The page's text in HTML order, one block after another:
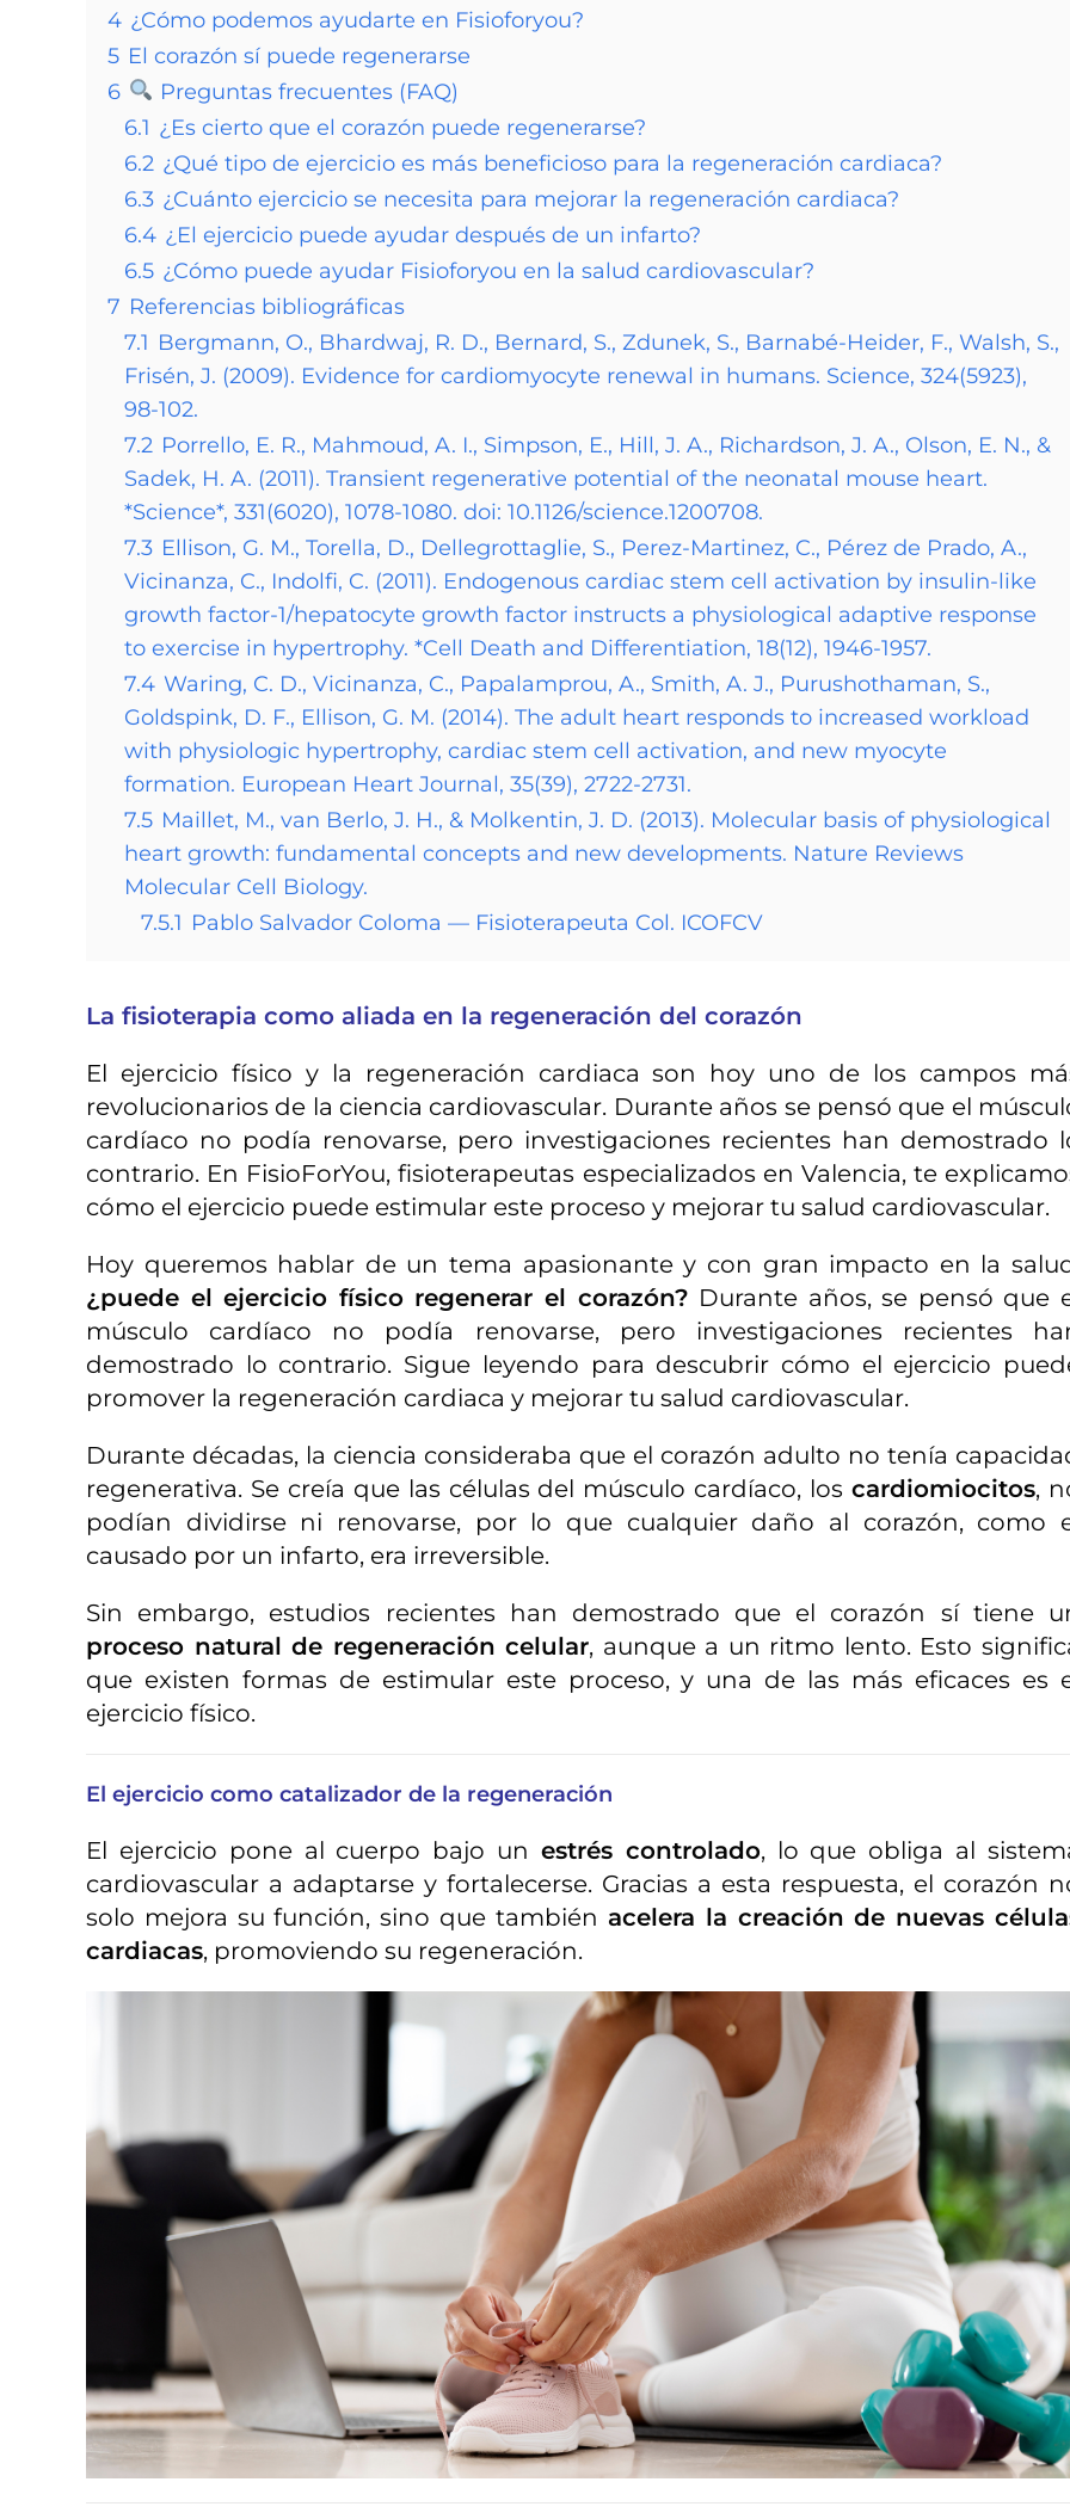
4 ¿Cómo podemos ayudarte en Fisioforyou?
5 El corazón sí puede regenerarse
6
Preguntas frecuentes (FAQ)
6.1 ¿Es cierto que el corazón puede regenerarse?
6.2 ¿Qué tipo de ejercicio es más beneficioso para la regeneración cardiaca?
6.3 ¿Cuánto ejercicio se necesita para mejorar la regeneración cardiaca?
6.4 ¿El ejercicio puede ayudar después de un infarto?
6.5 ¿Cómo puede ayudar Fisioforyou en la salud cardiovascular?
7 Referencias bibliográficas
7.1 Bergmann, O., Bhardwaj, R. D., Bernard, S., Zdunek, S., Barnabé-Heider, F., Walsh, S.,
Frisén, J. (2009). Evidence for cardiomyocyte renewal in humans. Science, 324(5923),
98-102.
7.2 Porrello, E. R., Mahmoud, A. I., Simpson, E., Hill, J. A., Richardson, J. A., Olson, E. N., &
Sadek, H. A. (2011). Transient regenerative potential of the neonatal mouse heart.
*Science*, 331(6020), 1078-1080. doi: 10.1126/science.1200708.
7.3 Ellison, G. M., Torella, D., Dellegrottaglie, S., Perez-Martinez, C., Pérez de Prado, A.,
Vicinanza, C., Indolfi, C. (2011). Endogenous cardiac stem cell activation by insulin-like
growth factor-1/hepatocyte growth factor instructs a physiological adaptive response
to exercise in hypertrophy. *Cell Death and Differentiation, 18(12), 1946-1957.
7.4 Waring, C. D., Vicinanza, C., Papalamprou, A., Smith, A. J., Purushothaman, S.,
Goldspink, D. F., Ellison, G. M. (2014). The adult heart responds to increased workload
with physiologic hypertrophy, cardiac stem cell activation, and new myocyte
formation. European Heart Journal, 35(39), 2722-2731.
7.5 Maillet, M., van Berlo, J. H., & Molkentin, J. D. (2013). Molecular basis of physiological
heart growth: fundamental concepts and new developments. Nature Reviews
Molecular Cell Biology.
7.5.1 Pablo Salvador Coloma — Fisioterapeuta Col. ICOFCV
La fisioterapia como aliada en la regeneración del corazón
El ejercicio físico y la regeneración cardiaca son hoy uno de los campos
revolucionarios de la ciencia cardiovascular. Durante años se pensó que el
cardíaco no podía renovarse, pero investigaciones recientes han demostrado
contrario. En FisioForYou, fisioterapeutas especializados en Valencia, te
cómo el ejercicio puede estimular este proceso y mejorar tu salud cardiovascular.
Hoy queremos hablar de un tema apasionante y con gran impacto en la
¿puede el ejercicio físico regenerar el corazón? Durante años, se pensó que
músculo cardíaco no podía renovarse, pero investigaciones recientes
demostrado lo contrario. Sigue leyendo para descubrir cómo el ejercicio
promover la regeneración cardiaca y mejorar tu salud cardiovascular.
Durante décadas, la ciencia consideraba que el corazón adulto no tenía
regenerativa. Se creía que las células del músculo cardíaco, loscardiomiocitos,
podían dividirse ni renovarse, por lo que cualquier daño al corazón, como
causado por un infarto, era irreversible.
Sin embargo, estudios recientes han demostrado que el corazón sí tiene
proceso natural de regeneración celular, aunque a un ritmo lento. Esto
que existen formas de estimular este proceso, y una de las más eficaces es
ejercicio físico.
El ejercicio como catalizador de la regeneración
El ejercicio pone al cuerpo bajo un estrés controlado, lo que obliga al
cardiovascular a adaptarse y fortalecerse. Gracias a esta respuesta, el corazón
solo mejora su función, sino que también acelera la creación de nuevas
cardiacas, promoviendo su regeneración.